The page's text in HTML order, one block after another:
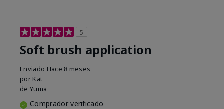
5
Soft brush application
Enviado Hace 8 meses
por Kat
de Yuma
Comprador verificado